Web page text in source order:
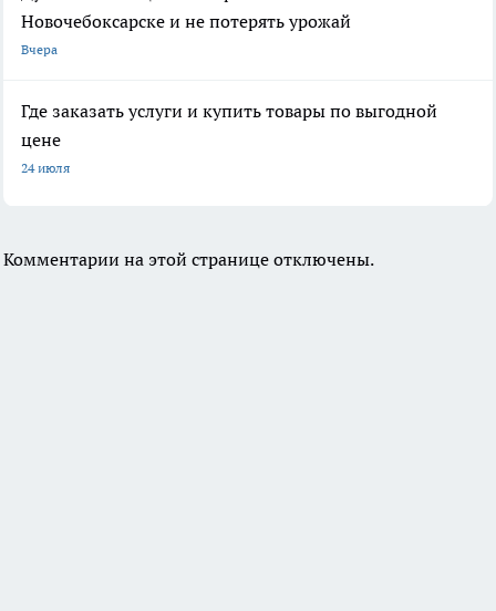
Новочебоксарске и не потерять урожай
Вчера
Где заказать услуги и купить товары по выгодной
цене
24 июля
Комментарии на этой странице отключены.